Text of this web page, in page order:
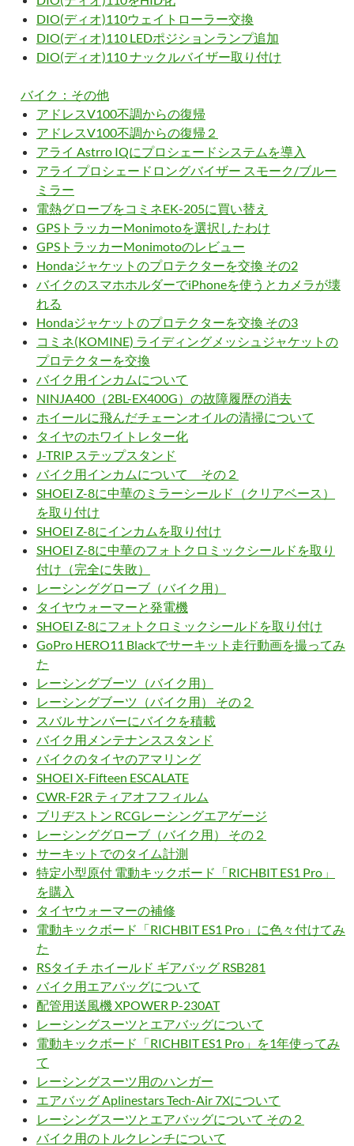
DIO(ディオ)110ウェイトローラー交換
DIO(ディオ)110 LEDポジションランプ追加
DIO(ディオ)110 ナックルバイザー取り付け
バイク：その他
アドレスV100不調からの復帰
アドレスV100不調からの復帰２
アライ Astrro IQにプロシェードシステムを導入
アライ プロシェードロングバイザー スモーク/ブルー
ミラー
電熱グローブをコミネEK-205に買い替え
GPSトラッカーMonimotoを選択したわけ
GPSトラッカーMonimotoのレビュー
Hondaジャケットのプロテクターを交換 その2
バイクのスマホホルダーでiPhoneを使うとカメラが壊
れる
Hondaジャケットのプロテクターを交換 その3
コミネ(KOMINE) ライディングメッシュジャケットの
プロテクターを交換
バイク用インカムについて
NINJA400（2BL-EX400G）の故障履歴の消去
ホイールに飛んだチェーンオイルの清掃について
タイヤのホワイトレター化
J-TRIP ステップスタンド
バイク用インカムについて その２
SHOEI Z-8に中華のミラーシールド（クリアベース）
を取り付け
SHOEI Z-8にインカムを取り付け
SHOEI Z-8に中華のフォトクロミックシールドを取り
付け（完全に失敗）
レーシンググローブ（バイク用）
タイヤウォーマーと発電機
SHOEI Z-8にフォトクロミックシールドを取り付け
GoPro HERO11 Blackでサーキット走行動画を撮ってみ
た
レーシングブーツ（バイク用）
レーシングブーツ（バイク用） その２
スバル サンバーにバイクを積載
バイク用メンテナンススタンド
バイクのタイヤのアマリング
SHOEI X-Fifteen ESCALATE
CWR-F2R ティアオフフィルム
ブリヂストン RCGレーシングエアゲージ
レーシンググローブ（バイク用） その２
サーキットでのタイム計測
特定小型原付 電動キックボード「RICHBIT ES1 Pro」
を購入
タイヤウォーマーの補修
電動キックボード「RICHBIT ES1 Pro」に色々付けてみ
た
RSタイチ ホイールド ギアバッグ RSB281
バイク用エアバッグについて
配管用送風機 XPOWER P-230AT
レーシングスーツとエアバッグについて
電動キックボード「RICHBIT ES1 Pro」を1年使ってみ
て
レーシングスーツ用のハンガー
エアバッグ Aplinestars Tech-Air 7Xについて
レーシングスーツとエアバッグについて その２
バイク用のトルクレンチについて